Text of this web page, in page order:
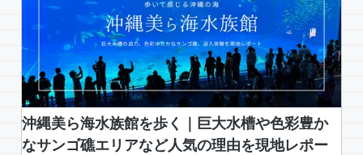
沖縄美ら海水族館を歩く｜巨大水槽や色彩豊か
なサンゴ礁エリアなど人気の理由を現地レポー